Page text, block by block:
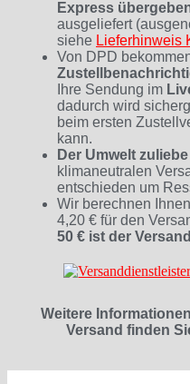
Express
ausgeliefert
siehe Lieferhinweis
Von DPD
Ihre Sendung im
dadurch wird
beim ersten
kann.
Der Umwelt zuliebe
klimaneutralen
entschieden um
Wir berechnen
4,20 € für den
50 € ist der
Weitere
Versand finden